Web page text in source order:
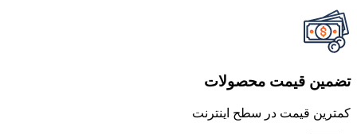
تضمین قیمت محصولات
کمترین قیمت در سطح اینترنت